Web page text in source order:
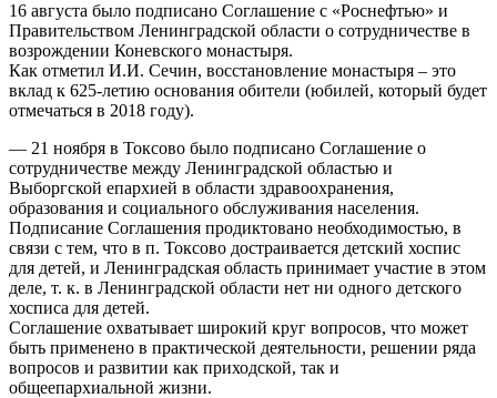
16 августа было подписано Соглашение с «Роснефтью» и
Правительством Ленинградской области о сотрудничестве в
возрождении Коневского монастыря.
Как отметил И.И. Сечин, восстановление монастыря – это
вклад к 625-летию основания обители (юбилей, который будет
отмечаться в 2018 году).
— 21 ноября в Токсово было подписано Соглашение о
сотрудничестве между Ленинградской областью и
Выборгской епархией в области здравоохранения,
образования и социального обслуживания населения.
Подписание Соглашения продиктовано необходимостью, в
связи с тем, что в п. Токсово достраивается детский хоспис
для детей, и Ленинградская область принимает участие в этом
деле, т. к. в Ленинградской области нет ни одного детского
хосписа для детей.
Соглашение охватывает широкий круг вопросов, что может
быть применено в практической деятельности, решении ряда
вопросов и развитии как приходской, так и
общеепархиальной жизни.